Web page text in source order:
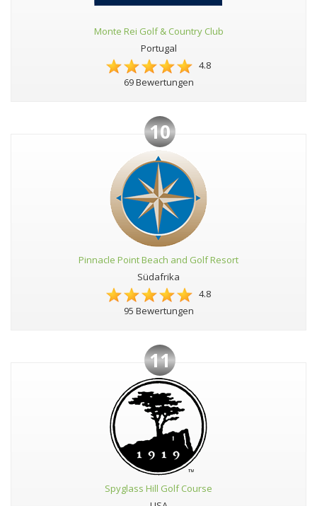
Monte Rei Golf & Country Club
Portugal
4.8
69 Bewertungen
10
Pinnacle Point Beach and Golf Resort
Südafrika
4.8
95 Bewertungen
11
Spyglass Hill Golf Course